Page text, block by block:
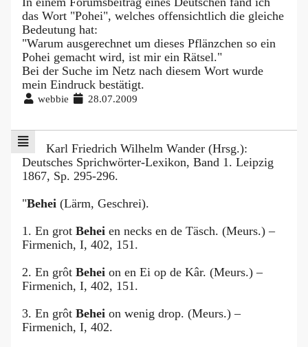
das Wort "Pohei", welches offensichtlich die gleiche
Bedeutung hat:
"Warum ausgerechnet um dieses Pflänzchen so ein
Pohei gemacht wird, ist mir ein Rätsel."
Bei der Suche im Netz nach diesem Wort wurde
mein Eindruck bestätigt.
webbie 28.07.2009
Karl Friedrich Wilhelm Wander (Hrsg.):
Deutsches Sprichwörter-Lexikon, Band 1. Leipzig
1867, Sp. 295-296.
"Behei (Lärm, Geschrei).
1. En grot Behei en necks en de Täsch. (Meurs.) –
Firmenich, I, 402, 151.
2. En grôt Behei on en Ei op de Kâr. (Meurs.) –
Firmenich, I, 402, 151.
3. En grôt Behei on wenig drop. (Meurs.) –
Firmenich, I, 402.